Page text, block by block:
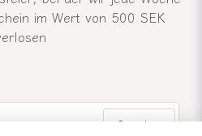
im Wert von 500 SEK
Senden